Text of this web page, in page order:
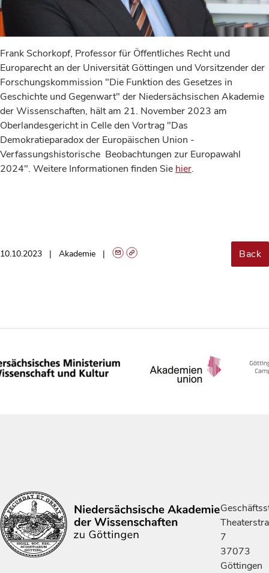
Frank Schorkopf, Professor für Öffentliches Recht und
Europarecht an der Universität Göttingen und Vorsitzender der
Forschungskommission "Die Funktion des Gesetzes in
Geschichte und Gegenwart" der Niedersächsischen Akademie
der Wissenschaften, hält am 21. November 2023 am
Oberlandesgericht in Celle den Vortrag "Das
Demokratieparadox der Europäischen Union -
Verfassungshistorische Beobachtungen zur Europawahl
2024". Weitere Informationen finden Sie hier.
10.10.2023 Akademie Back
7
37073
Göttingen